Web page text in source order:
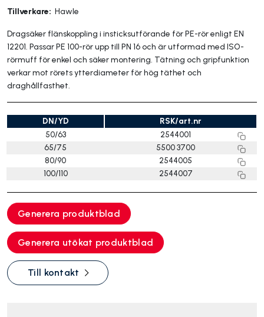
Tillverkare: Hawle
Dragsäker flänskoppling i insticksutförande för PE-rör enligt EN
12201. Passar PE 100-rör upp till PN 16 och är utformad med ISO-
rörmuff för enkel och säker montering. Tätning och gripfunktion
verkar mot rörets ytterdiameter för hög täthet och
draghållfasthet.
DN/YD
RSK/art.nr
50/63
2544001
65/75
5500 3700
80/90
2544005
100/110
2544007
Generera produktblad
Generera utökat produktblad
Till kontakt